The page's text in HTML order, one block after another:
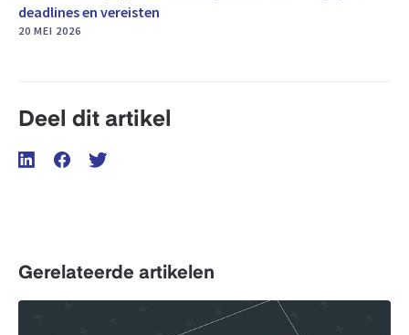
deadlines en vereisten
20 MEI 2026
Deel dit artikel
Gerelateerde artikelen